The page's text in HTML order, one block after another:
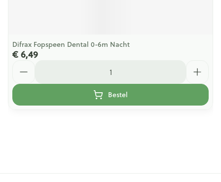
Difrax Fopspeen Dental 0-6m Nacht
€ 6,49
Bestel